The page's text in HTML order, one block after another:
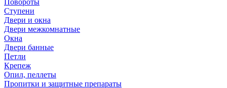
Повороты
Ступени
Двери и окна
Двери межкомнатные
Окна
Двери банные
Петли
Крепеж
Опил, пеллеты
Пропитки и защитные препараты